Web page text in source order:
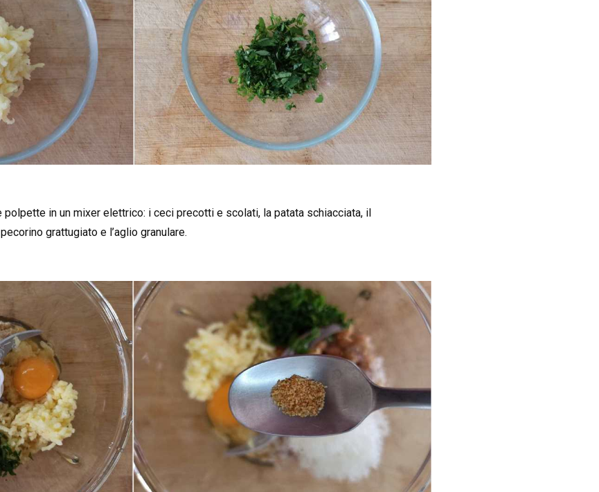
in un mixer elettrico: i ceci precotti e scolati, la patata schiacciata, il
grattugiato e l’aglio granulare.